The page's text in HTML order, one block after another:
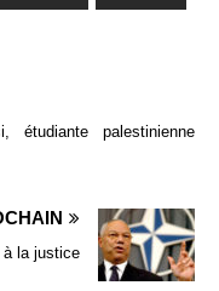
étudiante palestinienne
à la justice